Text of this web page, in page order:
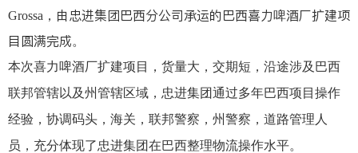
Grossa，由忠进集团巴西分公司承运的巴西喜力啤酒厂扩建项
目圆满完成。
本次喜力啤酒厂扩建项目，货量大，交期短，沿途涉及巴西
联邦管辖以及州管辖区域，忠进集团通过多年巴西项目操作
经验，协调码头，海关，联邦警察，州警察，道路管理人
员，充分体现了忠进集团在巴西整理物流操作水平。